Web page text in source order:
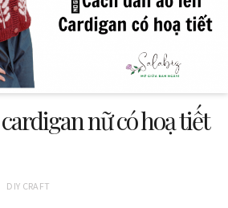
nữ có hoạ tiết
DIY CRAFT